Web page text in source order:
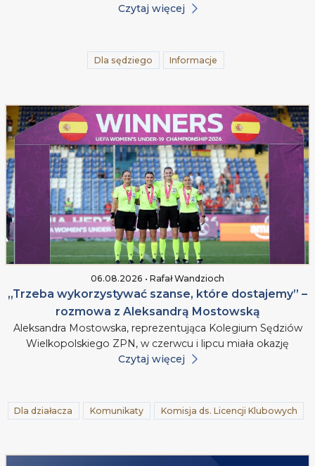
Czytaj więcej
Dla sędziego Informacje
06.08.2026 • Rafał Wandzioch
„Trzeba wykorzystywać szanse, które dostajemy” –
rozmowa z Aleksandrą Mostowską
Aleksandra Mostowska, reprezentująca Kolegium Sędziów
Wielkopolskiego ZPN, w czerwcu i lipcu miała okazję
Czytaj więcej
Dla działacza Komunikaty Komisja ds. Licencji Klubowych